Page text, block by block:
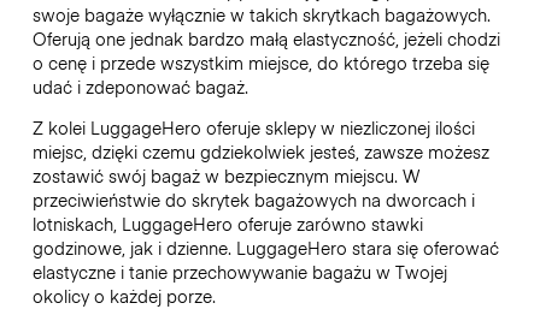
swoje bagaże wyłącznie w takich skrytkach bagażowych.
Oferują one jednak bardzo małą elastyczność, jeżeli chodzi
o cenę i przede wszystkim miejsce, do którego trzeba się
udać i zdeponować bagaż.
Z kolei LuggageHero oferuje sklepy w niezliczonej ilości
miejsc, dzięki czemu gdziekolwiek jesteś, zawsze możesz
zostawić swój bagaż w bezpiecznym miejscu. W
przeciwieństwie do skrytek bagażowych na dworcach i
lotniskach, LuggageHero oferuje zarówno stawki
godzinowe, jak i dzienne. LuggageHero stara się oferować
elastyczne i tanie przechowywanie bagażu w Twojej
okolicy o każdej porze.